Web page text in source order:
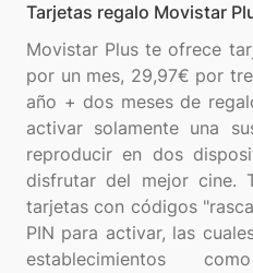
Tarjetas regalo Movistar
Movistar Plus te ofrece
por un mes, 29,97€ por
año + dos meses de
activar solamente una
reproducir en dos
disfrutar del mejor cine.
tarjetas con códigos
PIN para activar, las
establecimientos